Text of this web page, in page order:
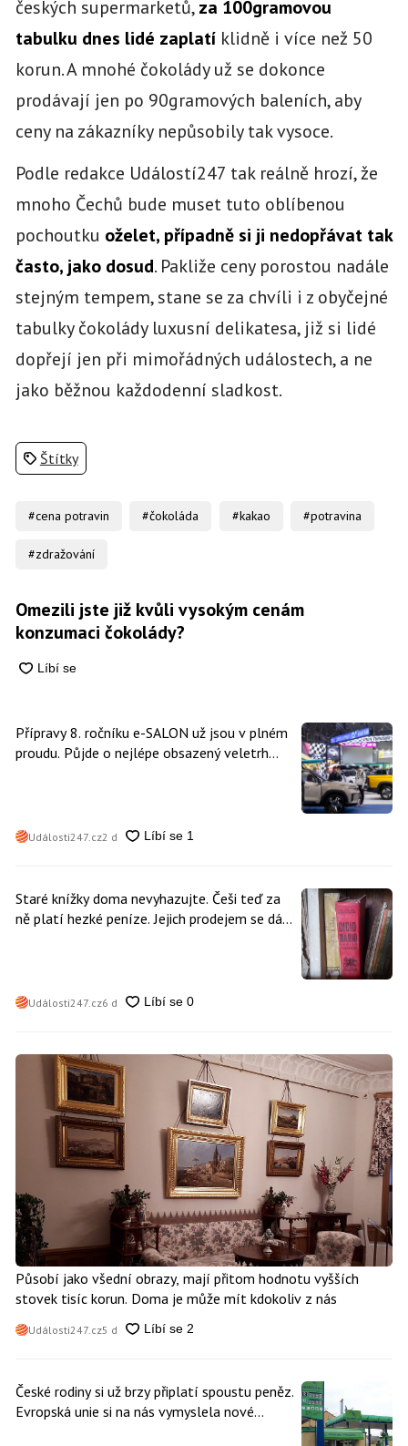
českých supermarketů,za 100gramovou
tabulku dnes lidé zaplatíklidně i více než 50
korun. A mnohé čokolády už se dokonce
prodávají jen po 90gramových baleních, aby
ceny na zákazníky nepůsobily tak vysoce.
Podle redakce Událostí247 tak reálně hrozí, že
mnoho Čechů bude muset tuto oblíbenou
pochoutku oželet, případně si ji nedopřávat tak
často, jako dosud. Pakliže ceny porostou nadále
stejným tempem, stane se za chvíli i z obyčejné
tabulky čokolády luxusní delikatesa, již si lidé
dopřejí jen při mimořádných událostech, a ne
jako běžnou každodenní sladkost.
Štítky
#cena potravin #čokoláda #kakao #potravina
#zdražování
Omezili jste již kvůli vysokým cenám
konzumaci čokolády?
Přípravy 8. ročníku e-SALON už jsou v plném
proudu. Půjde o nejlépe obsazený veletrh
Události247.cz2 d
Staré knížky doma nevyhazujte. Češi teď za
ně platí hezké peníze. Jejich prodejem se dá
Události247.cz6 d
Působí jako všední obrazy, mají přitom hodnotu vyšších
stovek tisíc korun. Doma je může mít kdokoliv z nás
Události247.cz5 d
České rodiny si už brzy připlatí spoustu peněz.
Evropská unie si na nás vymyslela nové